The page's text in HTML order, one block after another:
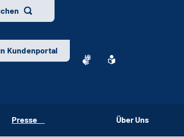
Kundenportal
Presse Über Uns